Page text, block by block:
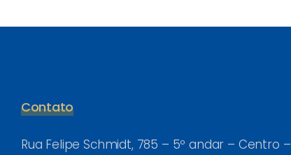
Contato
Rua Felipe Schmidt, 785 – 5º andar – Centro –